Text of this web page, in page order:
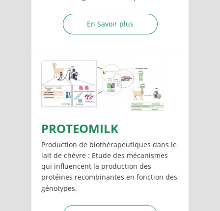
En Savoir plus
PROTEOMILK
Production de biothérapeutiques dans le
lait de chèvre : Etude des mécanismes
qui influencent la production des
protéines recombinantes en fonction des
génotypes.